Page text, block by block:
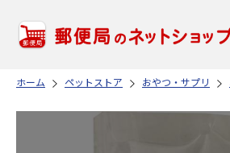
ホーム ペットストア おやつ・サプリ